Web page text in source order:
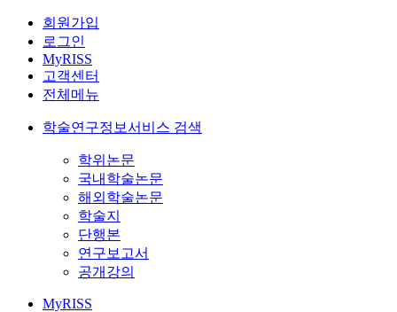
회원가입
로그인
MyRISS
고객센터
전체메뉴
학술연구정보서비스 검색
학위논문
국내학술논문
해외학술논문
학술지
단행본
연구보고서
공개강의
MyRISS